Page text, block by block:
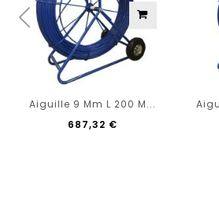
Aiguille 9 Mm L 200 M...
687,32 €